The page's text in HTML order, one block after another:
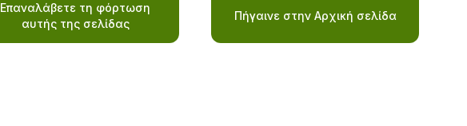
Επαναλάβετε τη φόρτωση
αυτής της σελίδας
Πήγαινε στην Αρχική σελίδα